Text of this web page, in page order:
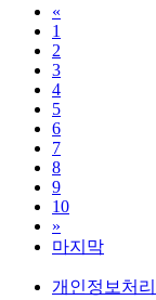
«
1
2
3
4
5
6
7
8
9
10
»
마지막
개인정보처